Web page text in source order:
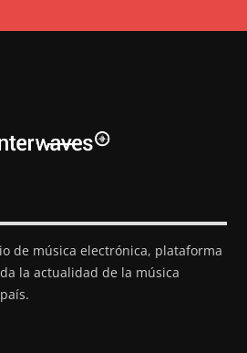
de música electrónica, plataforma
la actualidad de la música